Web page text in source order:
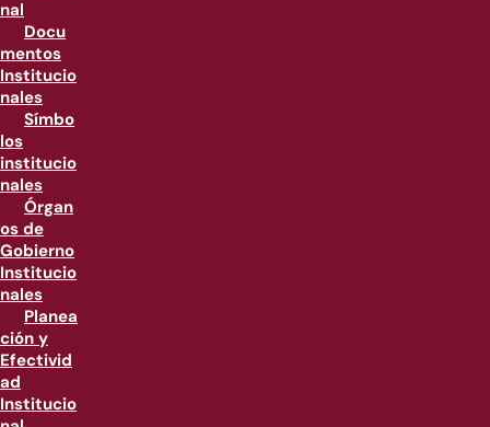
nal
Docu
mentos
Institucio
nales
Símbo
los
institucio
nales
Órgan
os de
Gobierno
Institucio
nales
Planea
ción y
Efectivid
ad
Institucio